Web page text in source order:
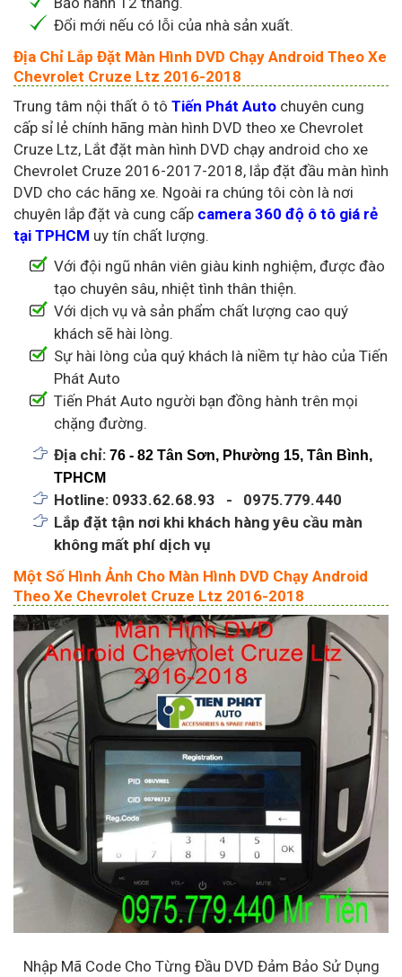
Đổi mới nếu có lỗi của nhà sản xuất.
Địa Chỉ Lắp Đặt Màn Hình DVD Chạy Android Theo Xe
Chevrolet Cruze Ltz 2016-2018
Trung tâm nội thất ô tô Tiến Phát Auto chuyên cung
cấp sỉ lẻ chính hãng màn hình DVD theo xe Chevrolet
Cruze Ltz, Lắt đặt màn hình DVD chạy android cho xe
Chevrolet Cruze 2016-2017-2018, lắp đặt đầu màn hình
DVD cho các hãng xe. Ngoài ra chúng tôi còn là nơi
chuyên lắp đặt và cung cấp camera 360 độ ô tô giá rẻ
tại TPHCM uy tín chất lượng.
Với đội ngũ nhân viên giàu kinh nghiệm, được đào
tạo chuyên sâu, nhiệt tình thân thiện.
Với dịch vụ và sản phẩm chất lượng cao quý
khách sẽ hài lòng.
Sự hài lòng của quý khách là niềm tự hào của Tiến
Phát Auto
Tiến Phát Auto người bạn đồng hành trên mọi
chặng đường.
Địa chỉ: 76 - 82 Tân Sơn, Phường 15, Tân Bình,
TPHCM
Hotline: 0933.62.68.93 - 0975.779.440
Lắp đặt tận nơi khi khách hàng yêu cầu màn
không mất phí dịch vụ
Một Số Hình Ảnh Cho Màn Hình DVD Chạy Android
Theo Xe Chevrolet Cruze Ltz 2016-2018
Nhập Mã Code Cho Từng Đầu DVD Đảm Bảo Sử Dụng